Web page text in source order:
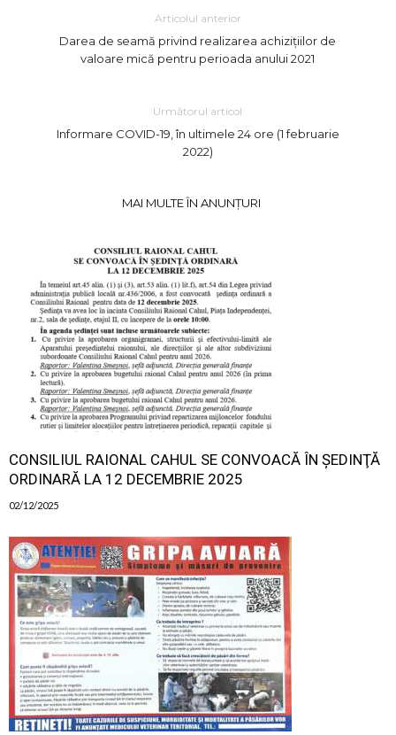
Articolul anterior
Darea de seamă privind realizarea achizițiilor de
valoare mică pentru perioada anului 2021
Următorul articol
Informare COVID-19, în ultimele 24 ore (1 februarie
2022)
MAI MULTE ÎN ANUNȚURI
CONSILIUL RAIONAL CAHUL SE CONVOACĂ ÎN ŞEDINŢĂ
ORDINARĂ LA 12 DECEMBRIE 2025
02/12/2025